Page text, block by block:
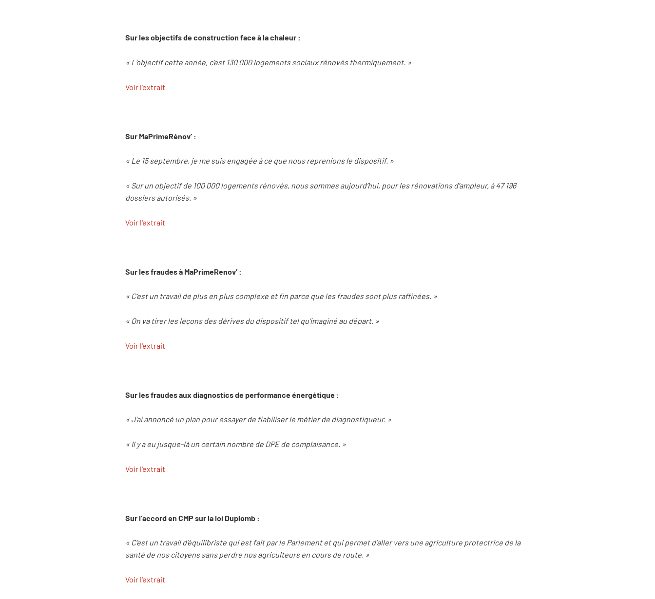
Sur les objectifs de construction face à la chaleur :
« L’objectif cette année, c’est 130 000 logements sociaux rénovés thermiquement. »
Voir l'extrait
Sur MaPrimeRénov’ :
« Le 15 septembre, je me suis engagée à ce que nous reprenions le dispositif. »
« Sur un objectif de 100 000 logements rénovés, nous sommes aujourd’hui, pour les rénovations d’ampleur, à 47 196
dossiers autorisés. »
Voir l'extrait
Sur les fraudes à MaPrimeRenov’ :
« C’est un travail de plus en plus complexe et fin parce que les fraudes sont plus raffinées. »
« On va tirer les leçons des dérives du dispositif tel qu’imaginé au départ. »
Voir l'extrait
Sur les fraudes aux diagnostics de performance énergétique :
« J’ai annoncé un plan pour essayer de fiabiliser le métier de diagnostiqueur. »
« Il y a eu jusque-là un certain nombre de DPE de complaisance. »
Voir l'extrait
Sur l'accord en CMP sur la loi Duplomb :
« C’est un travail d’équilibriste qui est fait par le Parlement et qui permet d’aller vers une agriculture protectrice de la
santé de nos citoyens sans perdre nos agriculteurs en cours de route. »
Voir l'extrait